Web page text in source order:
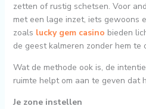
zetten of rustig schetsen. Voor
met een lage inzet, iets gewoons
zoals lucky gem casino bieden
de geest kalmeren zonder hem te
Wat de methode ook is, de
ruimte helpt om aan te geven dat
Je zone instellen